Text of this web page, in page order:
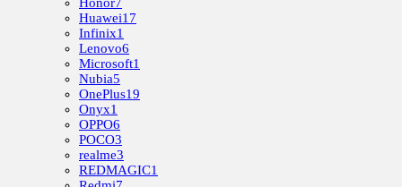
Honor7
Huawei17
Infinix1
Lenovo6
Microsoft1
Nubia5
OnePlus19
Onyx1
OPPO6
POCO3
realme3
REDMAGIC1